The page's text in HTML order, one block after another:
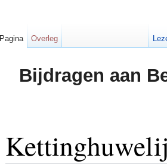
Bijdragen aan
Pagina Overleg